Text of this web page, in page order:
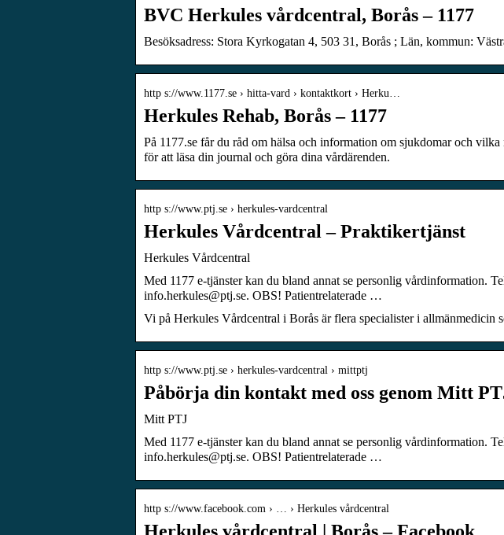
BVC Herkules vårdcentral, Borås – 1177
Besöksadress: Stora Kyrkogatan 4, 503 31, Borås ; Län, kommun:
http s://www.1177.se › hitta-vard › kontaktkort › Herku…
Herkules Rehab, Borås – 1177
På 1177.se får du råd om hälsa och information om sjukdomar och
för att läsa din journal och göra dina vårdärenden.
http s://www.ptj.se › herkules-vardcentral
Herkules Vårdcentral – Praktikertjänst
Herkules Vårdcentral
Med 1177 e-tjänster kan du bland annat se personlig vårdinformation.
info.herkules@ptj.se. OBS! Patientrelaterade …
Vi på Herkules Vårdcentral i Borås är flera specialister i allmänmedicin
http s://www.ptj.se › herkules-vardcentral › mittptj
Påbörja din kontakt med oss genom Mitt
Mitt PTJ
Med 1177 e-tjänster kan du bland annat se personlig vårdinformation.
info.herkules@ptj.se. OBS! Patientrelaterade …
http s://www.facebook.com › … › Herkules vårdcentral